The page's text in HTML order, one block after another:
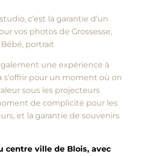
c’est la garantie d’un
vos photos de Grossesse,
portrait
une expérience à
s’offrir pour un moment où on
sous les projecteurs
de complicité pour les
et la garantie de souvenirs
centre ville de Blois, avec